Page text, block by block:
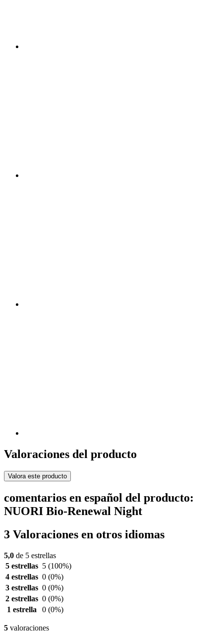
Valoraciones del producto
Valora este producto
comentarios en español del producto:
NUORI Bio-Renewal Night
3 Valoraciones en otros idiomas
5,0 de 5 estrellas
5 estrellas 5 (100%)
4 estrellas 0 (0%)
3 estrellas 0 (0%)
2 estrellas 0 (0%)
1 estrella
0 (0%)
5 valoraciones